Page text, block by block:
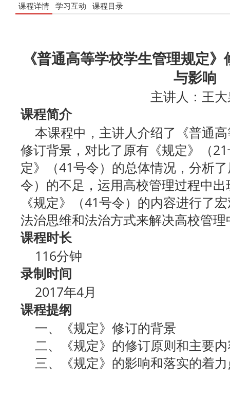
课程详情 学习互动 课程目录
《普通高等学校学生管理规定
与影响
主讲人：王
课程简介
本课程中，主讲人介绍了《普通
修订背景，对比了原有《规定》（
定》（41号令）的总体情况，分析
令）的不足，运用高校管理过程中
《规定》（41号令）的内容进行了
法治思维和法治方式来解决高校管
课程时长
116分钟
录制时间
2017年4月
课程提纲
一、《规定》修订的背景
二、《规定》的修订原则和主要
三、《规定》的影响和落实的着